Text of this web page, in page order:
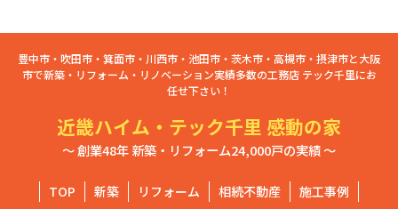
豊中市・吹田市・箕面市・川西市・池田市・茨木市・高槻市・摂津市と大阪
市で新築・リフォーム・リノベーション実績多数の工務店 テック千里にお
任せ下さい！
近畿ハイム・テック千里 感動の家
～ 創業48年 新築・リフォーム24,000戸の実績 ～
TOP 新築 リフォーム 相続不動産
施工事例